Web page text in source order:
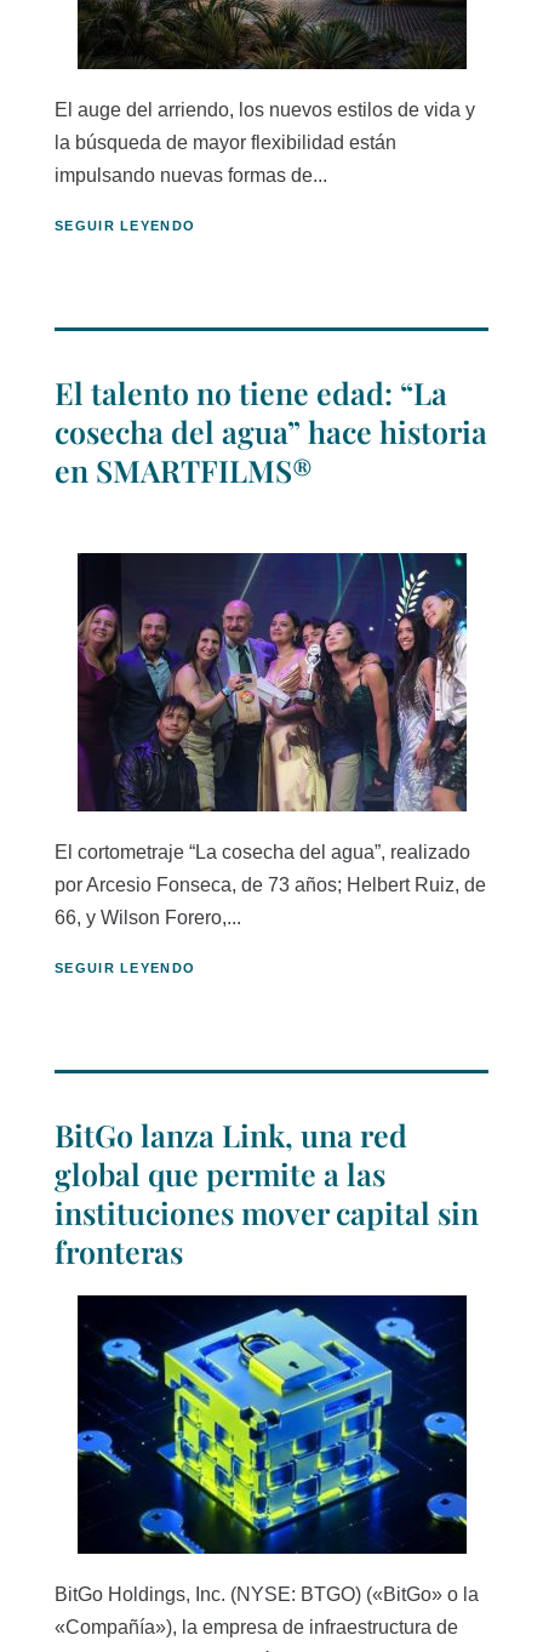
El auge del arriendo, los nuevos estilos de vida y
la búsqueda de mayor flexibilidad están
impulsando nuevas formas de...
SEGUIR LEYENDO
El talento no tiene edad: “La
cosecha del agua” hace historia
en SMARTFILMS®
El cortometraje “La cosecha del agua”, realizado
por Arcesio Fonseca, de 73 años; Helbert Ruiz, de
66, y Wilson Forero,...
SEGUIR LEYENDO
BitGo lanza Link, una red
global que permite a las
instituciones mover capital sin
fronteras
BitGo Holdings, Inc. (NYSE: BTGO) («BitGo» o la
«Compañía»), la empresa de infraestructura de